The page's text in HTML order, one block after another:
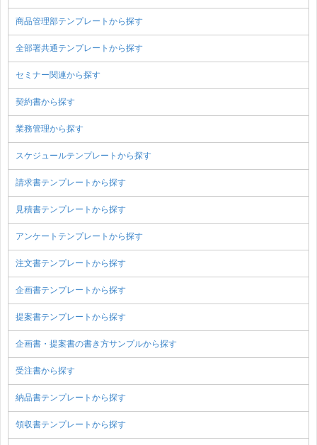
商品管理部テンプレートから探す
全部署共通テンプレートから探す
セミナー関連から探す
契約書から探す
業務管理から探す
スケジュールテンプレートから探す
請求書テンプレートから探す
見積書テンプレートから探す
アンケートテンプレートから探す
注文書テンプレートから探す
企画書テンプレートから探す
提案書テンプレートから探す
企画書・提案書の書き方サンプルから探す
受注書から探す
納品書テンプレートから探す
領収書テンプレートから探す